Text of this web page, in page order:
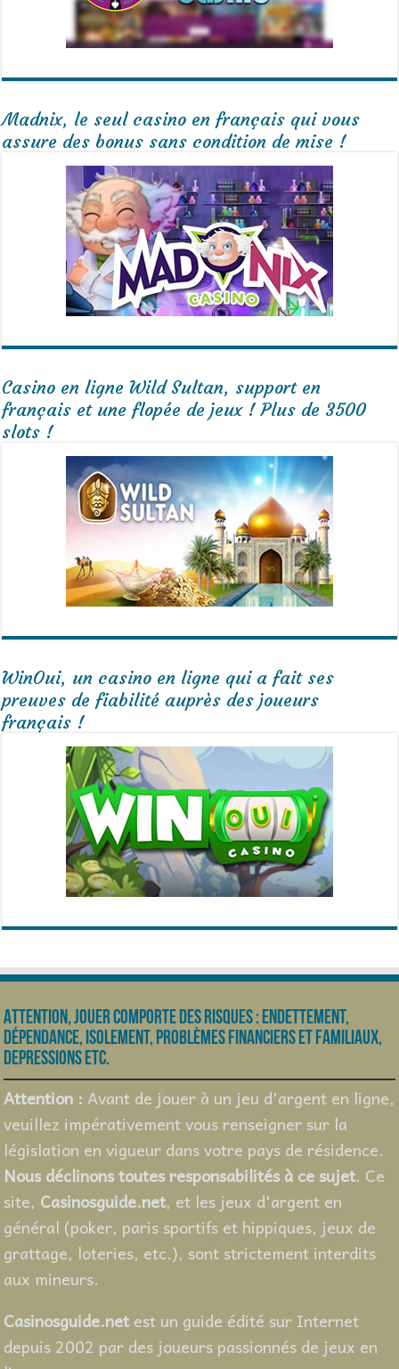
Madnix, le seul casino en français qui vous
assure des bonus sans condition de mise !
Casino en ligne Wild Sultan, support en
français et une flopée de jeux ! Plus de 3500
slots !
WinOui, un casino en ligne qui a fait ses
preuves de fiabilité auprès des joueurs
français !
Attention, jouer comporte des risques : endettement,
dépendance, isolement, problèmes financiers et familiaux,
depressions etc.
Attention : Avant de jouer à un jeu d'argent en ligne,
veuillez impérativement vous renseigner sur la
législation en vigueur dans votre pays de résidence.
Nous déclinons toutes responsabilités à ce sujet. Ce
site, Casinosguide.net, et les jeux d'argent en
général (poker, paris sportifs et hippiques, jeux de
grattage, loteries, etc.), sont strictement interdits
aux mineurs.
Casinosguide.netest un guide édité sur Internet
depuis 2002 par des joueurs passionnés de jeux en